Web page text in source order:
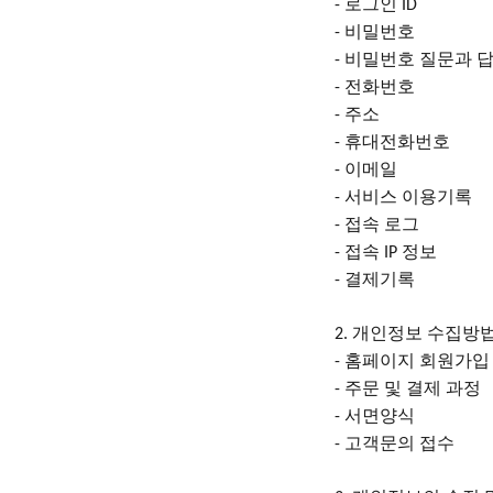
- 로그인
ID
- 비밀번호
- 비밀번호 질문과
- 전화번호
- 주소
- 휴대전화번호
- 이메일
- 서비스 이용기록
- 접속 로그
- 접속 IP 정보
- 결제기록
2. 개인정보 수집방
- 홈페이지 회원가입
- 주문 및 결제 과정
- 서면양식
- 고객문의 접수